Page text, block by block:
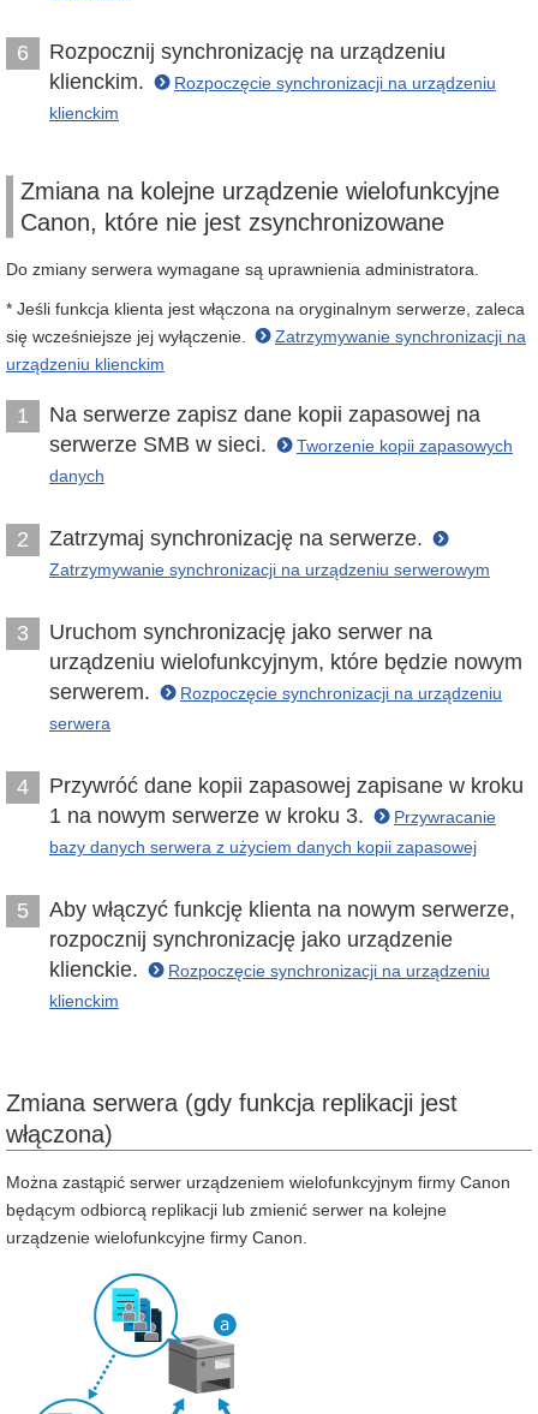
6
Rozpocznij synchronizację na urządzeniu
klienckim.
Rozpoczęcie synchronizacji na urządzeniu
klienckim
Zmiana na kolejne urządzenie wielofunkcyjne
Canon, które nie jest zsynchronizowane
Do zmiany serwera wymagane są uprawnienia administratora.
* Jeśli funkcja klienta jest włączona na oryginalnym serwerze, zaleca
się wcześniejsze jej wyłączenie.
Zatrzymywanie synchronizacji na
urządzeniu klienckim
1
Na serwerze zapisz dane kopii zapasowej na
serwerze SMB w sieci.
Tworzenie kopii zapasowych
danych
2 Zatrzymaj synchronizację na serwerze.
Zatrzymywanie synchronizacji na urządzeniu serwerowym
3
Uruchom synchronizację jako serwer na
urządzeniu wielofunkcyjnym, które będzie nowym
serwerem.
Rozpoczęcie synchronizacji na urządzeniu
serwera
4
Przywróć dane kopii zapasowej zapisane w kroku
1 na nowym serwerze w kroku 3.
Przywracanie
bazy danych serwera z użyciem danych kopii zapasowej
5
Aby włączyć funkcję klienta na nowym serwerze,
rozpocznij synchronizację jako urządzenie
klienckie.
Rozpoczęcie synchronizacji na urządzeniu
klienckim
Zmiana serwera (gdy funkcja replikacji jest
włączona)
Można zastąpić serwer urządzeniem wielofunkcyjnym firmy Canon
będącym odbiorcą replikacji lub zmienić serwer na kolejne
urządzenie wielofunkcyjne firmy Canon.